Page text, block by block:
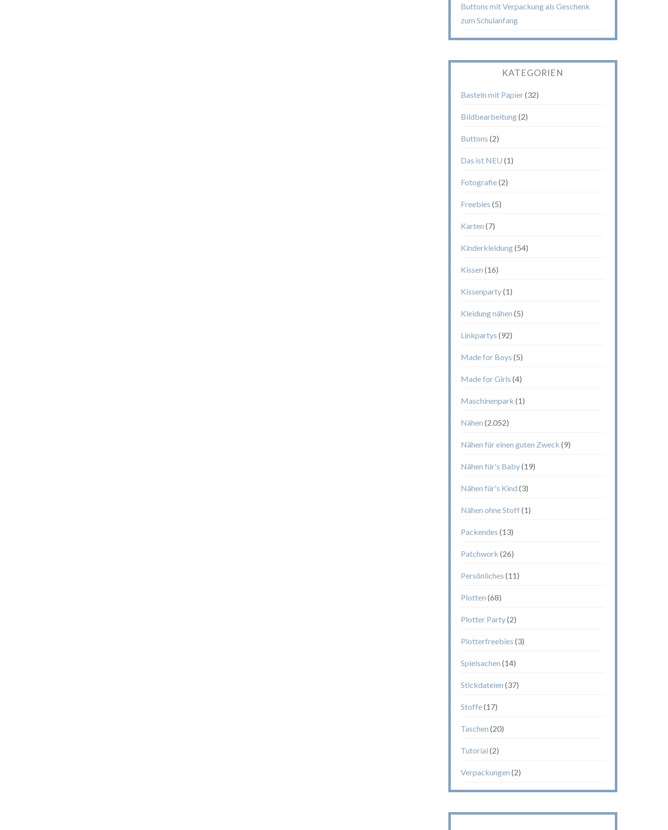
Buttons mit Verpackung als Geschenk
zum Schulanfang
KATEGORIEN
Basteln mit Papier(32)
Bildbearbeitung(2)
Buttons (2)
Das ist NEU (1)
Fotografie(2)
Freebies (5)
Karten (7)
Kinderkleidung(54)
Kissen (16)
Kissenparty(1)
Kleidung nähen (5)
Linkpartys (92)
Made for Boys (5)
Made for Girls (4)
Maschinenpark (1)
Nähen (2.052)
Nähen für einen guten Zweck (9)
Nähen für's Baby(19)
Nähen für's Kind (3)
Nähen ohne Stoff (1)
Packendes (13)
Patchwork (26)
Persönliches (11)
Plotten (68)
Plotter Party(2)
Plotterfreebies (3)
Spielsachen (14)
Stickdateien (37)
Stoffe(17)
Taschen (20)
Tutorial (2)
Verpackungen (2)